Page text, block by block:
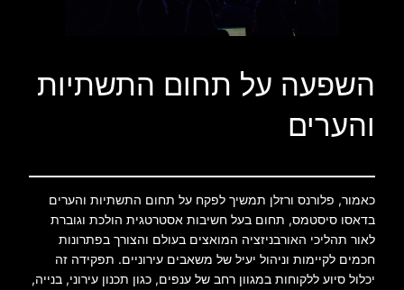
השפעה על תחום התשתיות
והערים
כאמור, פלורנס ורזלן תמשיך לפקח על תחום התשתיות והערים
בדאסו סיסטמס, תחום בעל חשיבות אסטרטגית הולכת וגוברת
לאור תהליכי האורבניזציה המואצים בעולם והצורך בפתרונות
חכמים לקיימות וניהול יעיל של משאבים עירוניים. תפקידה זה
יכלול סיוע ללקוחות במגוון רחב של ענפים, כגון תכנון עירוני, בנייה,